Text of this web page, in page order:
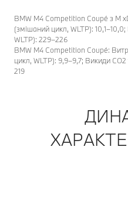
BMW M4 Competition Coupé з M
(змішаний цикл, WLTP):
WLTP): 229–226
BMW M4 Competition Coupé:
цикл, WLTP): 9,9–9,7; Викиди
219